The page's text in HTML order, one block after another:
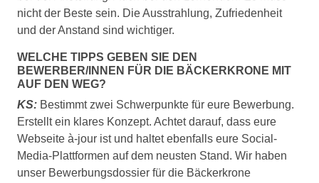
nicht der Beste sein. Die Ausstrahlung, Zufriedenheit
und der Anstand sind wichtiger.
WELCHE TIPPS GEBEN SIE DEN
BEWERBER/INNEN FÜR DIE BÄCKERKRONE MIT
AUF DEN WEG?
KS: Bestimmt zwei Schwerpunkte für eure Bewerbung.
Erstellt ein klares Konzept. Achtet darauf, dass eure
Webseite à-jour ist und haltet ebenfalls eure Social-
Media-Plattformen auf dem neusten Stand. Wir haben
unser Bewerbungsdossier für die Bäckerkrone